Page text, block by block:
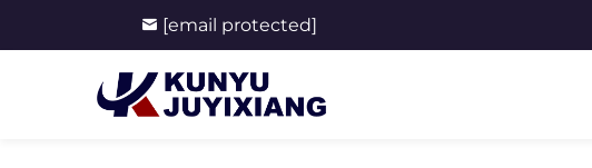
[email protected]